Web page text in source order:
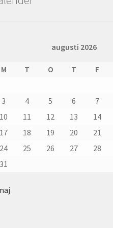
augusti 2026
M T O T F
3
4 5 6 7
10
11 12 13 14
17
18 19 20 21
24
25 26 27 28
31